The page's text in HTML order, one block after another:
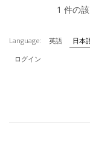
1 件の
Language: 英語
日本
ログイン